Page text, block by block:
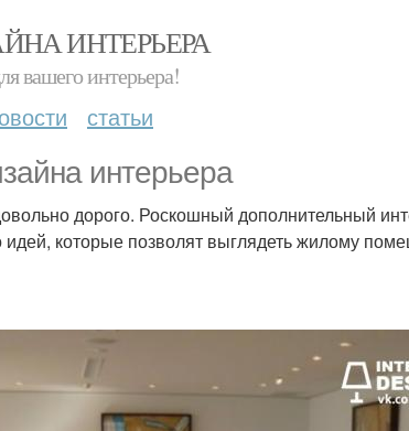
ИНТЕРЬЕРА
вашего интерьера!
статьи
интерьера
дорого. Роскошный дополнительный
идей, которые позволят выглядеть жилому